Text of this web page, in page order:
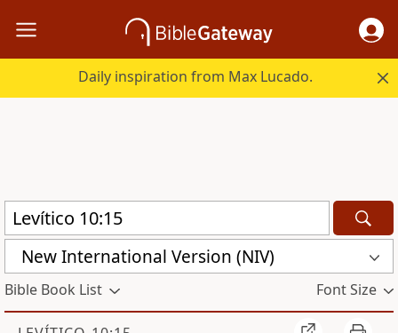
Daily inspiration from Max Lucado.
New International Version (NIV)
Bible Book List Font Size